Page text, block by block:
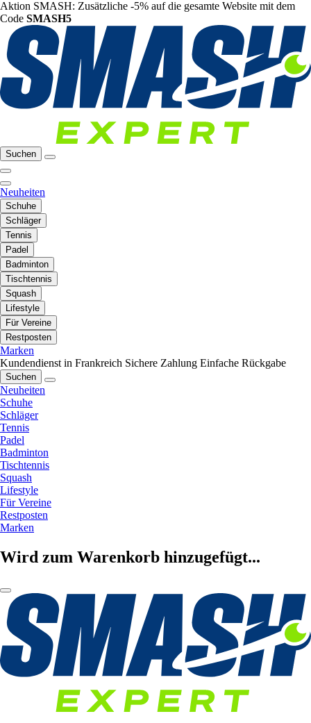
Aktion SMASH: Zusätzliche -5% auf die gesamte Website mit dem
Code SMASH5
Suchen
Neuheiten
Schuhe
Schläger
Tennis
Padel
Badminton
Tischtennis
Squash
Lifestyle
Für Vereine
Restposten
Marken
Kundendienst in Frankreich Sichere Zahlung Einfache Rückgabe
Suchen
Neuheiten
Schuhe
Schläger
Tennis
Padel
Badminton
Tischtennis
Squash
Lifestyle
Für Vereine
Restposten
Marken
Wird zum Warenkorb hinzugefügt...